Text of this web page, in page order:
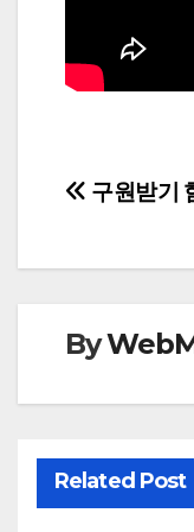
Post
구원받기
By
Related Post